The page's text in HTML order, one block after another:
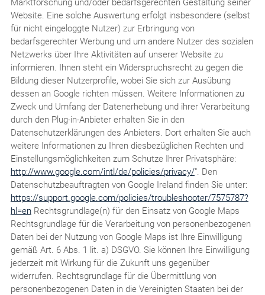
Website. Eine solche Auswertung erfolgt insbesondere (selbst
für nicht eingeloggte Nutzer) zur Erbringung von
bedarfsgerechter Werbung und um andere Nutzer des sozialen
Netzwerks über Ihre Aktivitäten auf unserer Website zu
informieren. Ihnen steht ein Widerspruchsrecht zu gegen die
Bildung dieser Nutzerprofile, wobei Sie sich zur Ausübung
dessen an Google richten müssen. Weitere Informationen zu
Zweck und Umfang der Datenerhebung und ihrer Verarbeitung
durch den Plug-in-Anbieter erhalten Sie in den
Datenschutzerklärungen des Anbieters. Dort erhalten Sie auch
weitere Informationen zu Ihren diesbezüglichen Rechten und
Einstellungsmöglichkeiten zum Schutze Ihrer Privatsphäre:
http://www.google.com/intl/de/policies/privacy/". Den
Datenschutzbeauftragten von Google Ireland finden Sie unter:
https://support.google.com/policies/troubleshooter/7575787?
hl=enRechtsgrundlage(n) für den Einsatz von Google Maps
Rechtsgrundlage für die Verarbeitung von personenbezogenen
Daten bei der Nutzung von Google Maps ist Ihre Einwilligung
gemäß Art. 6 Abs. 1 lit. a) DSGVO. Sie können Ihre Einwilligung
jederzeit mit Wirkung für die Zukunft uns gegenüber
widerrufen. Rechtsgrundlage für die Übermittlung von
personenbezogenen Daten in die Vereinigten Staaten bei der